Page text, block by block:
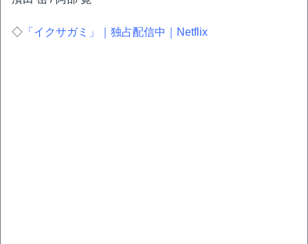
◇ 「イクサガミ」｜独占配信中｜Netflix